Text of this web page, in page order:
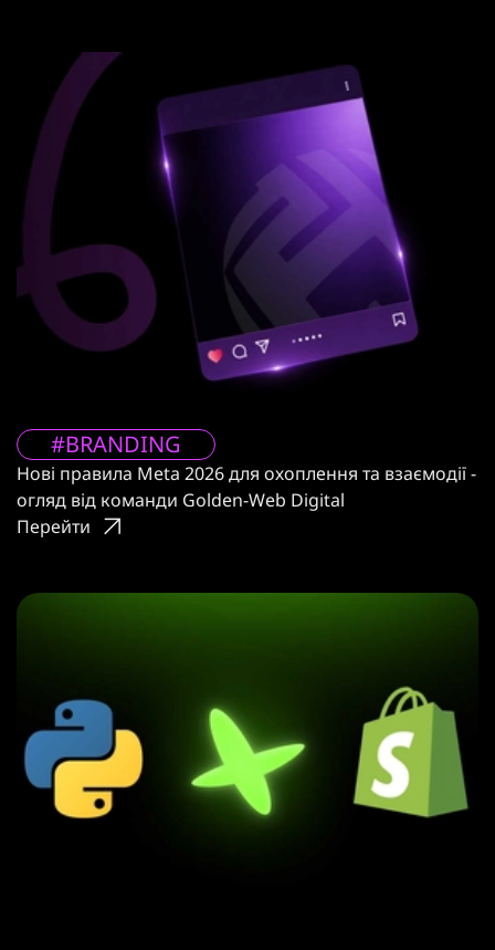
#BRANDING
Нові правила Meta 2026 для охоплення та взаємодії -
огляд від команди Golden-Web Digital
Перейти